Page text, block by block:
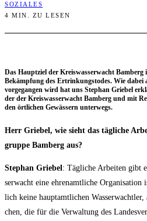
SOZIALES
4 MIN. ZU LESEN
Das Haupt­ziel der Kreis­was­ser­wacht
Bekämp­fung des Ertrin­kungs­to­des. Wie dabei
vor­ge­gan­gen wird hat uns Ste­phan Grie­bel
der der Kreis­was­ser­wacht Bam­berg und mit
den ört­li­chen Gewäs­sern unterwegs.
Herr Grie­bel, wie sieht das täg­li­che
grup­pe Bam­berg aus?
Ste­phan Grie­bel : Täg­li­che Arbei­ten gibt
ser­wacht eine ehren­amt­li­che
lich kei­ne haupt­amt­li­chen
chen, die für die Ver­wal­tung des